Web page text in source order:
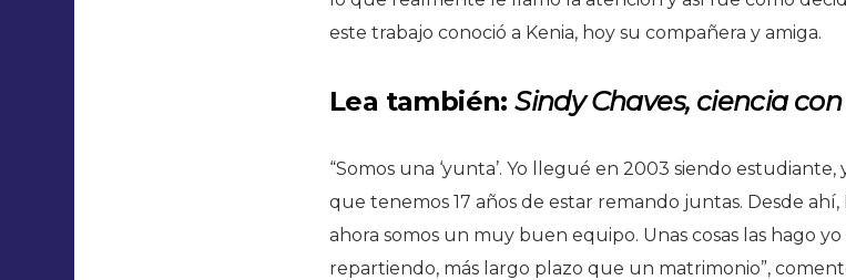
este trabajo conoció a Kenia, hoy su compañera y amiga.
Lea también:Sindy Chaves, ciencia
“Somos una ‘yunta’. Yo llegué en 2003 siendo
que tenemos 17 años de estar remando juntas. Desde
ahora somos un muy buen equipo. Unas cosas las hago
repartiendo, más largo plazo que un matrimonio”,